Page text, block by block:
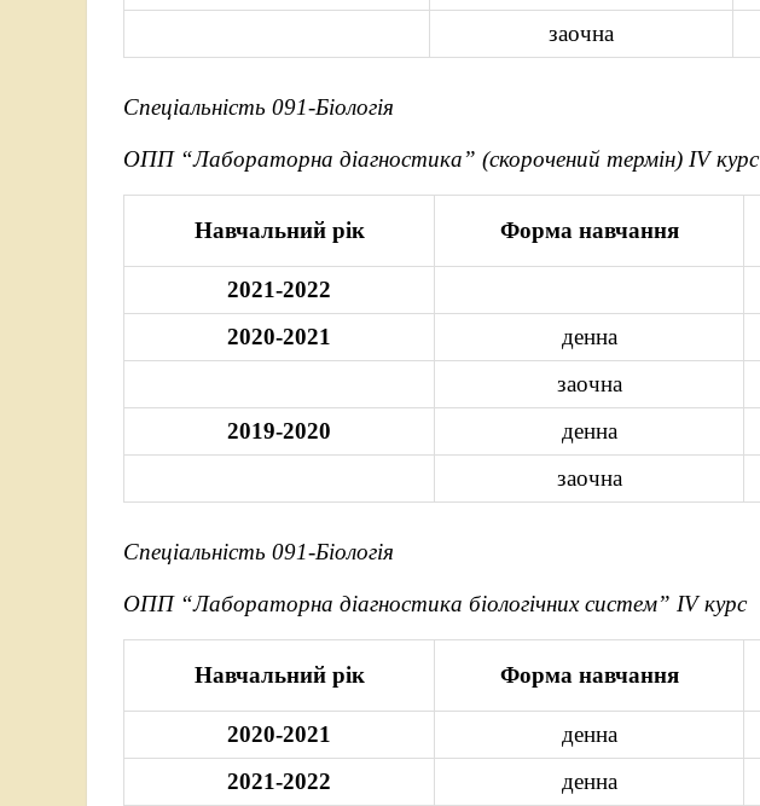
заочна
Спеціальність 091-Біологія
ОПП “Лабораторна діагностика” (скорочений термін) ІV курс
Навчальний рік Форма навчання
2021-2022
2020-2021
денна
заочна
2019-2020
денна
заочна
Спеціальність 091-Біологія
ОПП “Лабораторна діагностика біологічних систем” ІV курс
Навчальний рік Форма навчання
2020-2021 денна
2021-2022
денна